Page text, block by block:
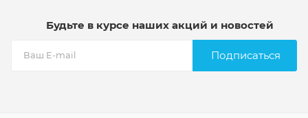
Будьте в курсе наших акций и новостей
Подписаться